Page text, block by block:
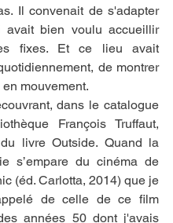
Il convenait de s'adapter
bien voulu accueillir
fixes. Et ce lieu avait
de montrer
mouvement.
dans le catalogue
François Truffaut,
livre Outside. Quand la
s’empare du cinéma de
(éd. Carlotta, 2014) que je
de celle de ce film
années 50 dont j'avais